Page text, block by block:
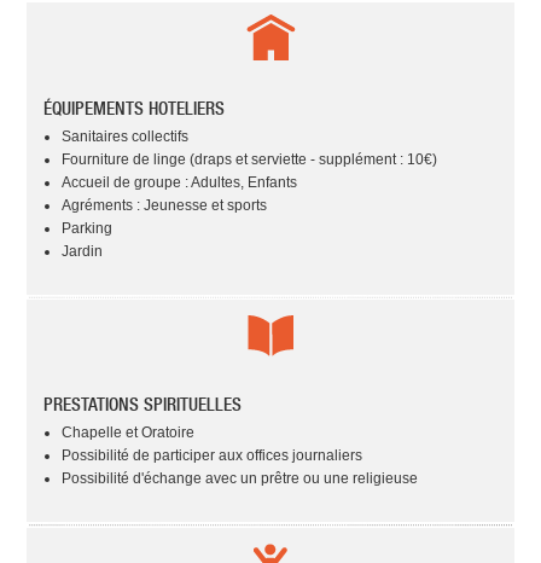
ÉQUIPEMENTS HOTELIERS
Sanitaires collectifs
Fourniture de linge (draps et serviette - supplément : 10€)
Accueil de groupe : Adultes, Enfants
Agréments : Jeunesse et sports
Parking
Jardin
PRESTATIONS SPIRITUELLES
Chapelle et Oratoire
Possibilité de participer aux offices journaliers
Possibilité d'échange avec un prêtre ou une religieuse